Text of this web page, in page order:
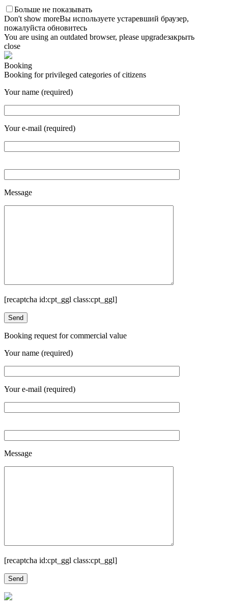
Больше не показывать
Don't show moreВы используете устаревший браузер,
пожалуйста обновитесь
You are using an outdated browser, please upgradeзакрыть
close
Booking
Booking for privileged categories of citizens
Your name (required)
Your e-mail (required)
Message
[recaptcha id:cpt_ggl class:cpt_ggl]
Booking request for commercial value
Your name (required)
Your e-mail (required)
Message
[recaptcha id:cpt_ggl class:cpt_ggl]